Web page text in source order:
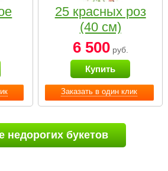
Заказать в один клик
25 красных роз
(40 см)
6 500руб.
Купить
недорогих букетов